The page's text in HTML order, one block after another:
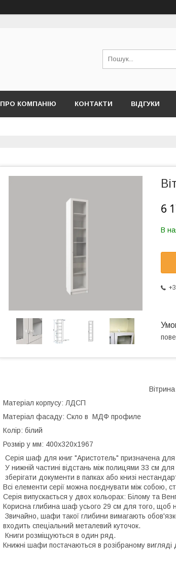
ПРО КОМПАНІЮ КОНТАКТИ ВІДГУКИ
6
В
Матеріал корпусу: ЛДСП
Матеріал фасаду: Скло в МДФ профиле
Колір: білий
Розмір у мм: 400х320х1967
Серія шаф для книг "Аристотель" призначена для
У нижній частині відстань між полицями 33 см
зберігати документи в папках або книзі
Всі елементи серії можна поєднувати між собою,
Серія випускається у двох кольорах: Білому та
Корисна глибина шаф усього 29 см для того, щоб
Звичайно, шафи такої глибини вимагають
входить спеціальний металевий куточок.
Книги розміщуються в один ряд.
Книжні шафи постачаються в розібраному